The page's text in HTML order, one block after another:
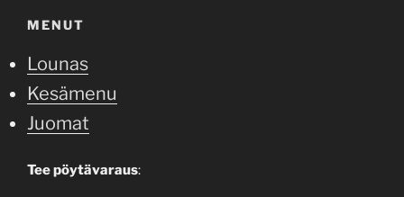
MENUT
Lounas
Kesämenu
Juomat
Tee pöytävaraus: